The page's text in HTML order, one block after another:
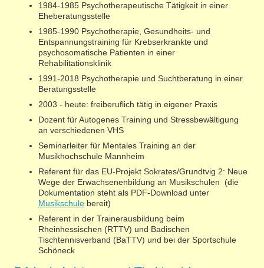
1984-1985 Psychotherapeutische Tätigkeit in einer
Eheberatungsstelle
1985-1990 Psychotherapie, Gesundheits- und
Entspannungstraining für Krebserkrankte und
psychosomatische Patienten in einer
Rehabilitationsklinik
1991-2018 Psychotherapie und Suchtberatung in einer
Beratungsstelle
2003 - heute: freiberuflich tätig in eigener Praxis
Dozent für Autogenes Training und Stressbewältigung
an verschiedenen VHS
Seminarleiter für Mentales Training an der
Musikhochschule Mannheim
Referent für das EU-Projekt Sokrates/Grundtvig 2: Neue
Wege der Erwachsenenbildung an Musikschulen (die
Dokumentation steht als PDF-Download unter
Musikschule bereit)
Referent in der Trainerausbildung beim
Rheinhessischen (RTTV) und Badischen
Tischtennisverband (BaTTV) und bei der Sportschule
Schöneck